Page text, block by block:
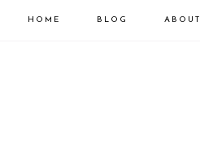
HOME BLOG ABOUT